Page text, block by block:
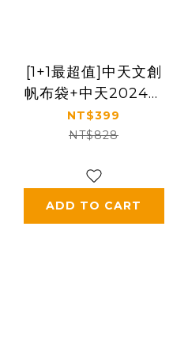
[1+1最超值]中天文創
帆布袋+中天2024桌
曆組（共五款）
NT$399
NT$828
ADD TO CART